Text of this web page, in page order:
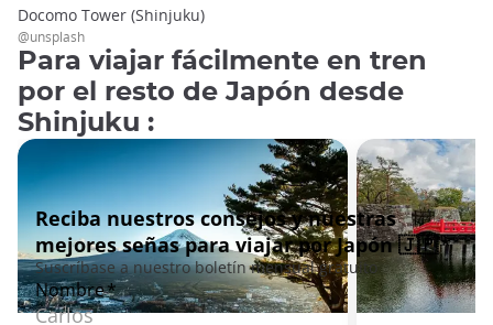
Docomo Tower (Shinjuku)
@unsplash
Para viajar fácilmente en tren
por el resto de Japón desde
Shinjuku :